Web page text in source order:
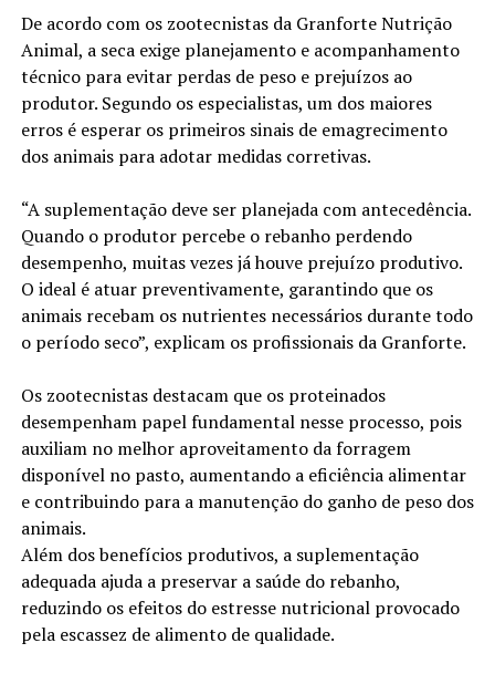
De acordo com os zootecnistas da Granforte Nutrição
Animal, a seca exige planejamento e acompanhamento
técnico para evitar perdas de peso e prejuízos ao
produtor. Segundo os especialistas, um dos maiores
erros é esperar os primeiros sinais de emagrecimento
dos animais para adotar medidas corretivas.
“A suplementação deve ser planejada com antecedência.
Quando o produtor percebe o rebanho perdendo
desempenho, muitas vezes já houve prejuízo produtivo.
O ideal é atuar preventivamente, garantindo que os
animais recebam os nutrientes necessários durante todo
o período seco”, explicam os profissionais da Granforte.
Os zootecnistas destacam que os proteinados
desempenham papel fundamental nesse processo, pois
auxiliam no melhor aproveitamento da forragem
disponível no pasto, aumentando a eficiência alimentar
e contribuindo para a manutenção do ganho de peso dos
animais.
Além dos benefícios produtivos, a suplementação
adequada ajuda a preservar a saúde do rebanho,
reduzindo os efeitos do estresse nutricional provocado
pela escassez de alimento de qualidade.